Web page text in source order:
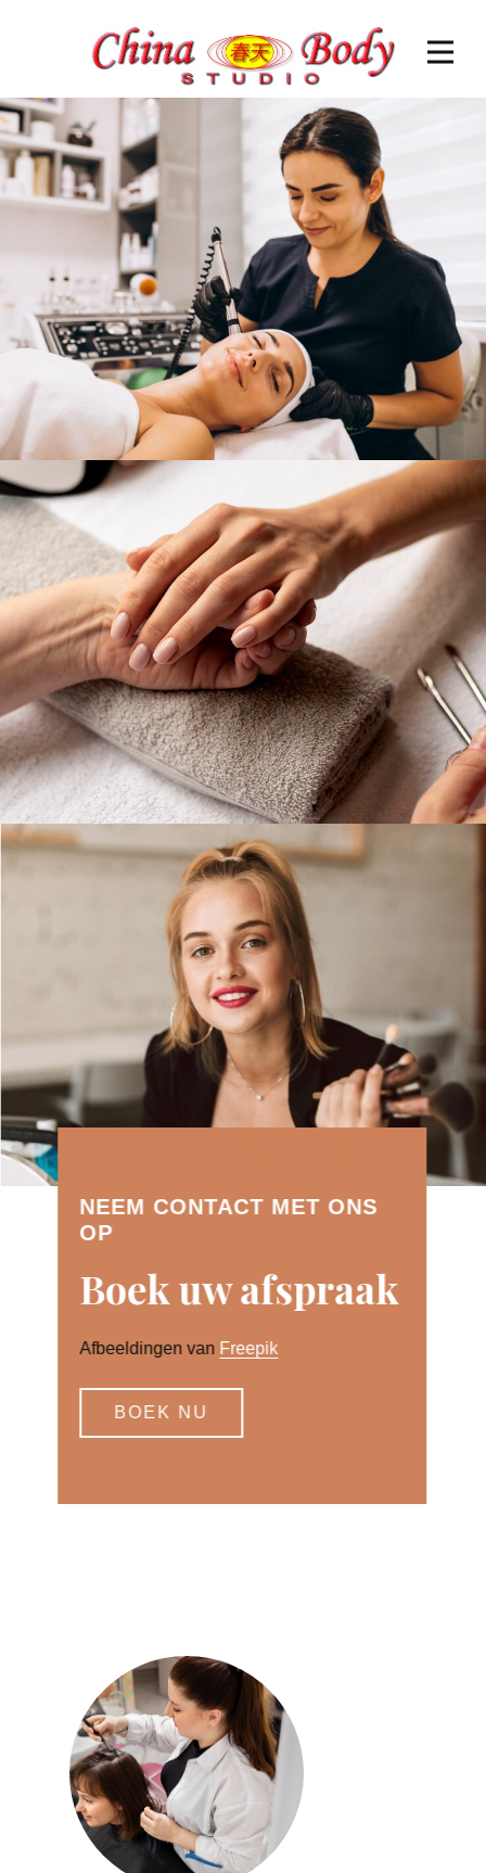
NEEM CONTACT MET ONS
OP
Boek uw afspraak
Afbeeldingen van Freepik
BOEK NU